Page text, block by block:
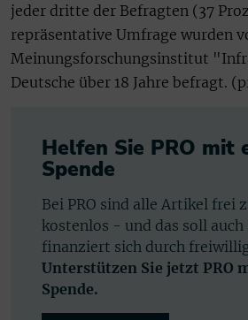
jeder dritte der Befragten (37
repräsentative Umfrage wurden
Meinungsforschungsinstitut
Deutsche über 18 Jahre befragt.
Helfen Sie PRO mit
Spende
Bei PRO sind alle Artikel frei
kostenlos - und das soll auch
finanziert sich durch
Unterstützen Sie jetzt PRO
Spende.